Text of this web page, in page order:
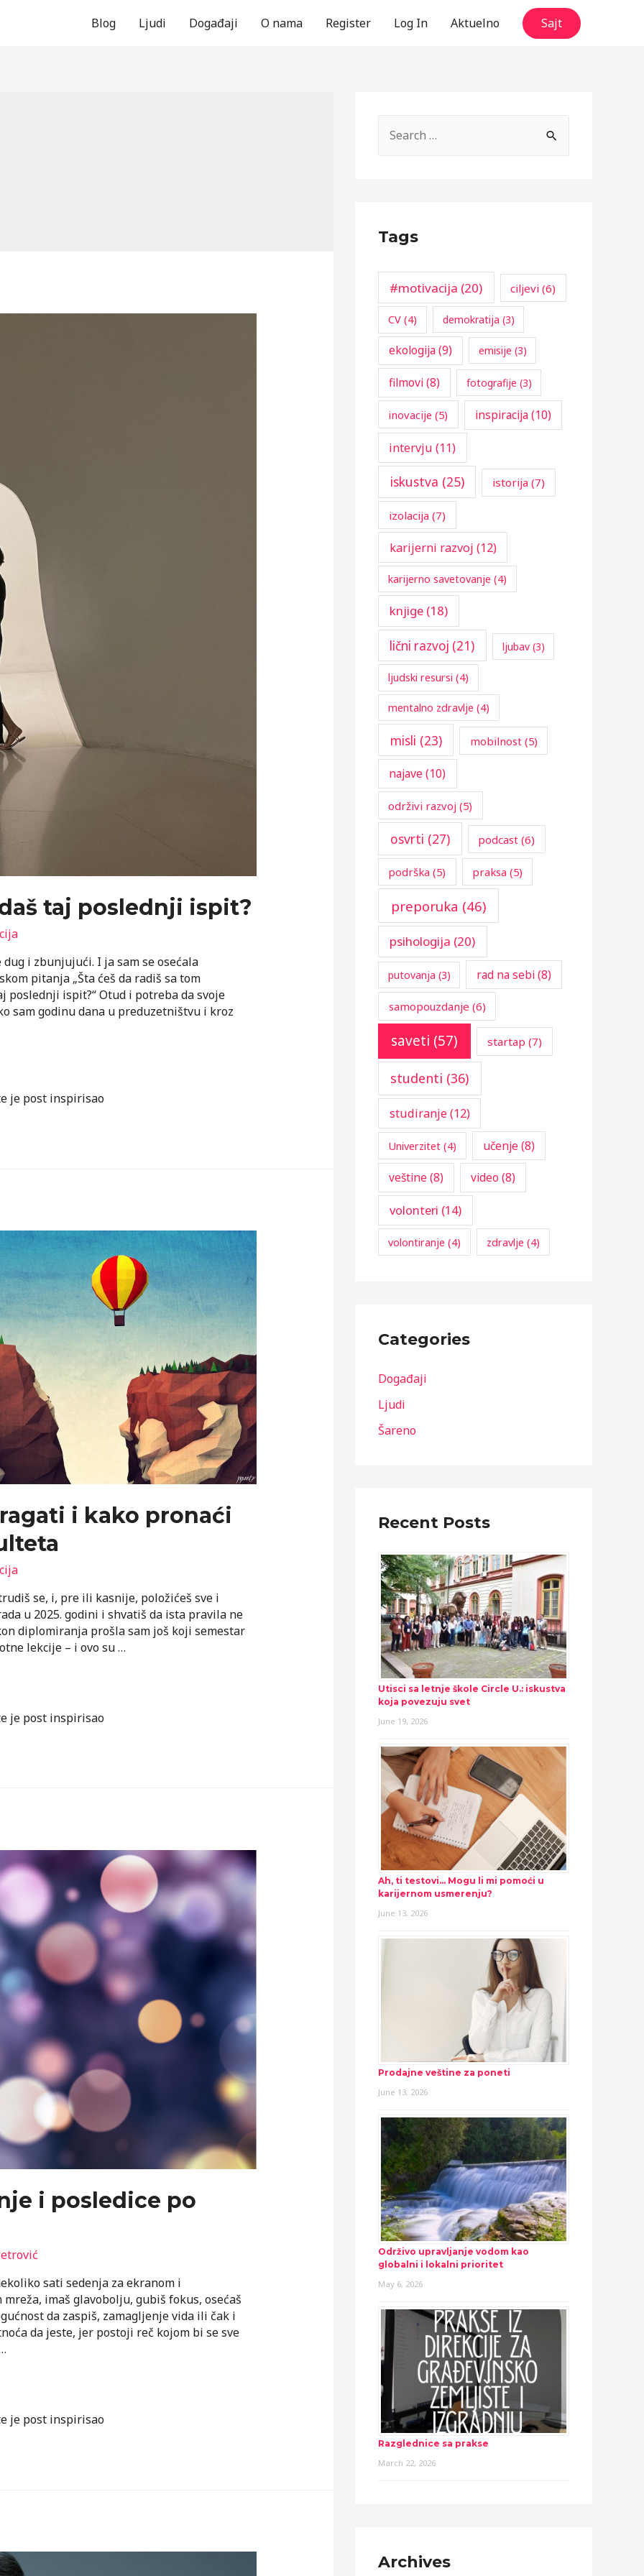
Blog Ljudi Događaji O nama Register Log In Aktuelno Sajt
taj poslednji ispit?
i zbunjujući. I ja sam se osećala
pitanja „Šta ćeš da radiš sa tom
poslednji ispit?“ Otud i potreba da svoje
sam godinu dana u preduzetništvu i kroz
je post inspirisao
i kako pronaći
se, i, pre ili kasnije, položićeš sve i
u 2025. godini i shvatiš da ista pravila ne
diplomiranja prošla sam još koji semestar
lekcije – i ovo su …
je post inspirisao
i posledice po
sati sedenja za ekranom i
imaš glavobolju, gubiš fokus, osećaš
da zaspiš, zamagljenje vida ili čak i
da jeste, jer postoji reč kojom bi se sve
je post inspirisao
h
r
:
Tags
#motivacija (20) ciljevi (6)
CV(4) demokratija (3)
ekologija(9) emisije (3)
filmovi(8) fotografije (3)
inovacije (5) inspiracija(10)
intervju (11)
iskustva (25) istorija (7)
izolacija (7)
karijerni razvoj (12)
karijerno savetovanje (4)
knjige (18)
lični razvoj (21) ljubav(3)
ljudski resursi (4)
mentalno zdravlje (4)
misli (23) mobilnost(5)
najave(10)
održivi razvoj (5)
osvrti (27) podcast (6)
podrška (5) praksa (5)
preporuka (46)
psihologija (20)
putovanja (3) rad na sebi(8)
samopouzdanje (6)
saveti (57) startap (7)
studenti (36)
studiranje(12)
Univerzitet(4) učenje(8)
veštine(8) video (8)
volonteri (14)
volontiranje (4) zdravlje (4)
Categories
Događaji
Ljudi
Šareno
Recent Posts
Utisci sa letnje škole Circle U.: iskustva
koja povezuju svet
June 19, 2026
Ah, ti testovi… Mogu li mi pomoći u
karijernom usmerenju?
June 13, 2026
Prodajne veštine za poneti
June 13, 2026
Održivo upravljanje vodom kao
globalni i lokalni prioritet
May 6, 2026
Razglednice sa prakse
March 22, 2026
Archives